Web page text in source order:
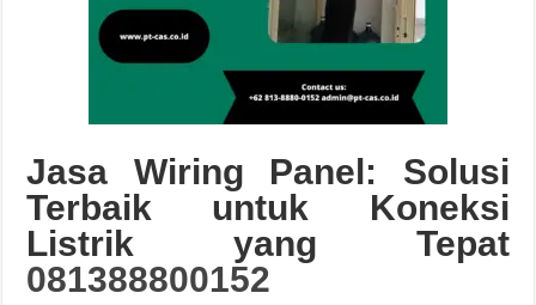
Jasa Wiring Panel: Solusi
Terbaik untuk Koneksi
Listrik yang Tepat
081388800152